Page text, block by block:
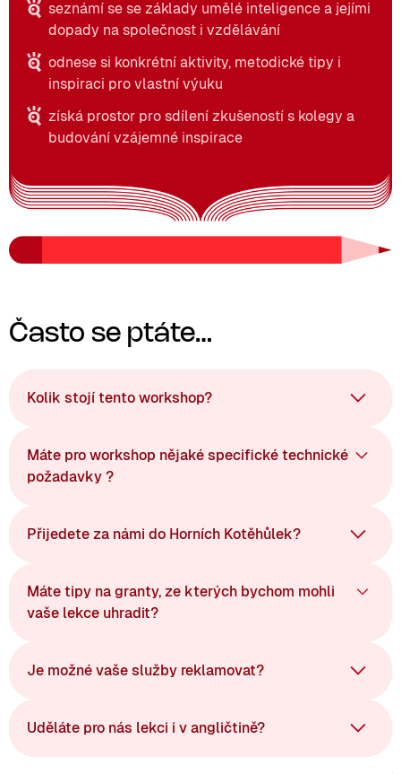
seznámí se se základy umělé inteligence a jejími
dopady na společnost i vzdělávání
odnese si konkrétní aktivity, metodické tipy i
inspiraci pro vlastní výuku
získá prostor pro sdílení zkušeností s kolegy a
budování vzájemné inspirace
Často se ptáte…
Kolik stojí tento workshop?
Máte pro workshop nějaké specifické technické
požadavky ?
Přijedete za námi do Horních Kotěhůlek?
Máte tipy na granty, ze kterých bychom mohli
vaše lekce uhradit?
Je možné vaše služby reklamovat?
Uděláte pro nás lekci i v angličtině?